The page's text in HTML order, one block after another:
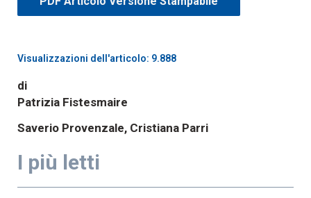
Visualizzazioni dell'articolo: 9.888
di
Patrizia Fistesmaire
Saverio Provenzale, Cristiana Parri
I più letti